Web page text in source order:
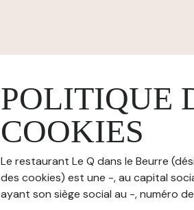
POLITIQUE
COOKIES
Le restaurant Le Q dans le Beurre
des cookies) est une -, au capital
ayant son siège social au -, numéro